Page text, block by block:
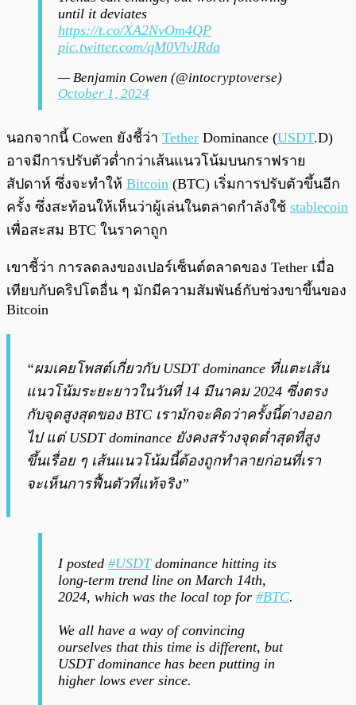
until it deviates
https://t.co/XA2NvOm4QP
pic.twitter.com/qM0VlvIRda
— Benjamin Cowen (@intocryptoverse)
October 1, 2024
นอกจากนี้ Cowen ยังชี้ว่า Tether Dominance (USDT.D)
อาจมีการปรับตัวต่ำกว่าเส้นแนวโน้มบนกราฟราย
สัปดาห์ ซึ่งจะทำให้ Bitcoin (BTC) เริ่มการปรับตัวขึ้นอีก
ครั้ง ซึ่งสะท้อนให้เห็นว่าผู้เล่นในตลาดกำลังใช้ stablecoin
เพื่อสะสม BTC ในราคาถูก
เขาชี้ว่า การลดลงของเปอร์เซ็นต์ตลาดของ Tether เมื่อ
เทียบกับคริปโตอื่น ๆ มักมีความสัมพันธ์กับช่วงขาขึ้นของ
Bitcoin
“ผมเคยโพสต์เกี่ยวกับ USDT dominance ที่แตะเส้น
แนวโน้มระยะยาวในวันที่ 14 มีนาคม 2024 ซึ่งตรง
กับจุดสูงสุดของ BTC เรามักจะคิดว่าครั้งนี้ต่างออก
ไป แต่ USDT dominance ยังคงสร้างจุดต่ำสุดที่สูง
ขึ้นเรื่อย ๆ เส้นแนวโน้มนี้ต้องถูกทำลายก่อนที่เรา
จะเห็นการฟื้นตัวที่แท้จริง”
I posted #USDTdominance hitting its
long-term trend line on March 14th,
2024, which was the local top for #BTC.
We all have a way of convincing
ourselves that this time is different, but
USDT dominance has been putting in
higher lows ever since.